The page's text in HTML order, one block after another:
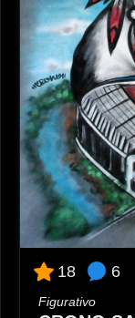
18 6
Figurativo